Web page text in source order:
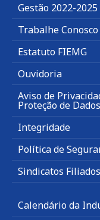
Gestão 2022-2025
Trabalhe Conosco
Estatuto FIEMG
Ouvidoria
Aviso de
Proteção de Dados
Integridade
Política de
Sindicatos Filiados
Calendário da